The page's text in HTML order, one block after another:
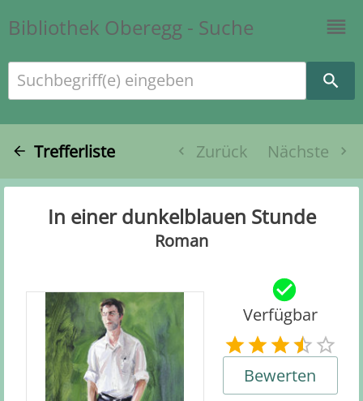
Bibliothek Oberegg - Suche
Suchbegriff(e) eingeben
Trefferliste Zurück Nächste
In einer dunkelblauen Stunde
Roman
Verfügbar
Bewerten